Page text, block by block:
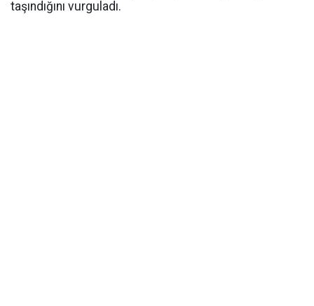
taşındığını vurguladı.